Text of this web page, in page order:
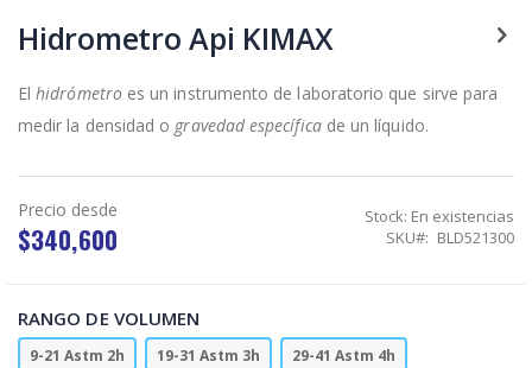
to
the
of
images
Hidrometro Api KIMAX
Elhidrómetro es un instrumento de laboratorio que sirve para
medir la densidad o gravedad específicade un líquido.
Precio desde
$340,600
Stock: En existencias
SKU
BLD521300
RANGO DE VOLUMEN
9-21 Astm 2h 19-31 Astm 3h 29-41 Astm 4h